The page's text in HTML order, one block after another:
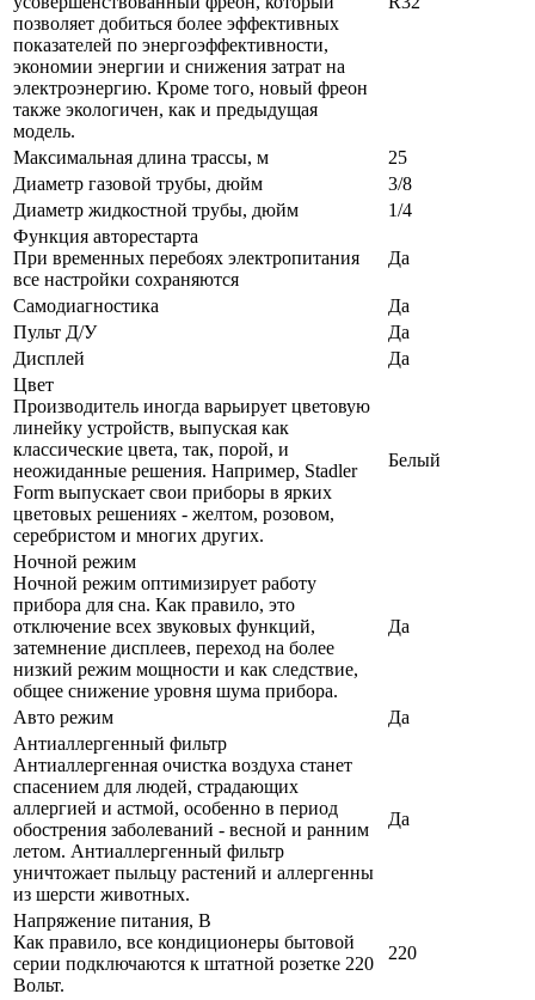
позволяет добиться более эффективных
показателей по энергоэффективности,
экономии энергии и снижения затрат на
электроэнергию. Кроме того, новый фреон
также экологичен, как и предыдущая
модель.
Максимальная длина трассы, м
25
Диаметр газовой трубы, дюйм
3/8
Диаметр жидкостной трубы, дюйм
1/4
Функция авторестарта
При временных перебоях электропитания
все настройки сохраняются
Да
Самодиагностика
Да
Пульт Д/У
Да
Дисплей
Да
Цвет
Производитель иногда варьирует цветовую
линейку устройств, выпуская как
классические цвета, так, порой, и
неожиданные решения. Например, Stadler
Form выпускает свои приборы в ярких
цветовых решениях - желтом, розовом,
серебристом и многих других.
Белый
Ночной режим
Ночной режим оптимизирует работу
прибора для сна. Как правило, это
отключение всех звуковых функций,
затемнение дисплеев, переход на более
низкий режим мощности и как следствие,
общее снижение уровня шума прибора.
Да
Авто режим
Да
Антиаллергенный фильтр
Антиаллергенная очистка воздуха станет
спасением для людей, страдающих
аллергией и астмой, особенно в период
обострения заболеваний - весной и ранним
летом. Антиаллергенный фильтр
уничтожает пыльцу растений и аллергенны
из шерсти животных.
Да
Напряжение питания, В
Как правило, все кондиционеры бытовой
серии подключаются к штатной розетке 220
Вольт.
220